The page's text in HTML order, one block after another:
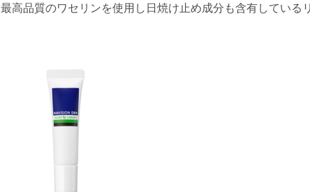
最高品質のワセリンを使用し日焼け止め成分も含有している